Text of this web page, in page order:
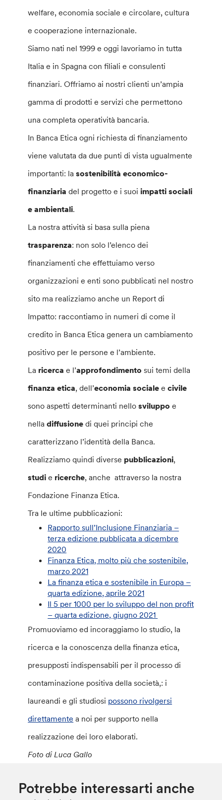
welfare, economia sociale e circolare, cultura
e cooperazione internazionale.
Siamo nati nel 1999 e oggi lavoriamo in tutta
Italia e in Spagna con filiali e consulenti
finanziari. Offriamo ai nostri clienti un’ampia
gamma di prodotti e servizi che permettono
una completa operatività bancaria.
In Banca Etica ogni richiesta di finanziamento
viene valutata da due punti di vista ugualmente
importanti: lasostenibilità economico-
finanziaria del progetto e i suoiimpatti sociali
e ambientali.
La nostra attività si basa sulla piena
trasparenza: non solo l’elenco dei
finanziamenti che effettuiamo verso
organizzazioni e enti sono pubblicati nel nostro
sito ma realizziamo anche un Report di
Impatto: raccontiamo in numeri di come il
credito in Banca Etica genera un cambiamento
positivo per le persone e l’ambiente.
La ricercae l’approfondimento sui temi della
finanza etica, dell’economia sociale ecivile
sono aspetti determinanti nellosviluppoe
nelladiffusionedi quei principi che
caratterizzano l’identità della Banca.
Realizziamo quindi diverse pubblicazioni,
studie ricerche, anche attraverso la nostra
Fondazione Finanza Etica.
Tra le ultime pubblicazioni:
Rapporto sull’Inclusione Finanziaria –
terza edizione pubblicata a dicembre
2020
Finanza Etica, molto più che sostenibile,
marzo 2021
La finanza etica e sostenibile in Europa –
quarta edizione, aprile 2021
Il 5 per 1000 per lo sviluppo del non profit
– quarta edizione, giugno 2021
Promuoviamo ed incoraggiamo lo studio, la
ricerca e la conoscenza della finanza etica,
presupposti indispensabili per il processo di
contaminazione positiva della società,: i
laureandi e gli studiosi possono rivolgersi
direttamente a noi per supporto nella
realizzazione dei loro elaborati.
Foto di Luca Gallo
Potrebbe interessarti anche